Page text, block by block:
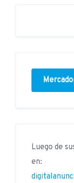
Luego de
en: